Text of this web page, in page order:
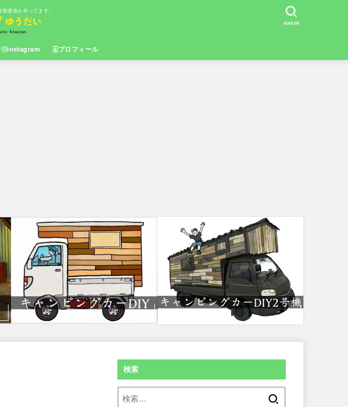
基地を作ってます。
instagram プロフィール
SEARCH
検索